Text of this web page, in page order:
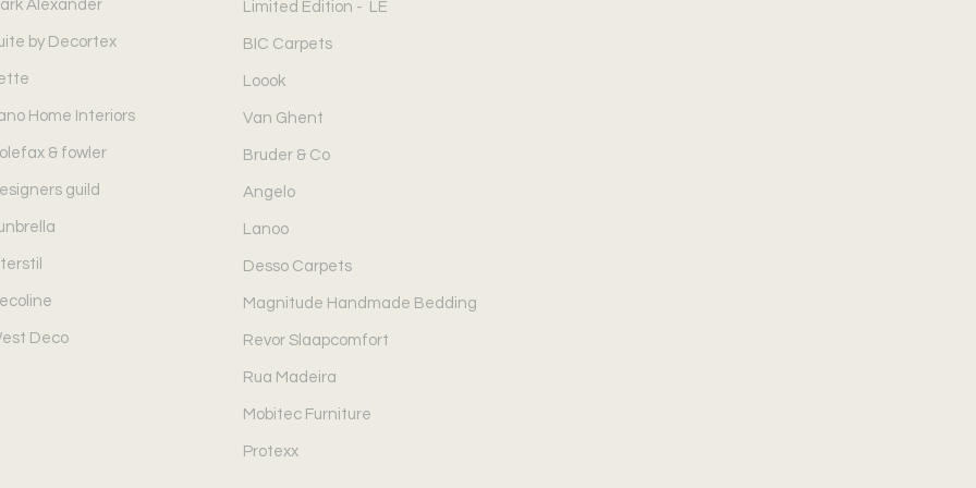
Alexander
by Decortex
Home Interiors
& fowler
guild
Deco
Limited Edition - LE
BIC Carpets
Loook
Van Ghent
Bruder & Co
Angelo
Lanoo
Desso Carpets
Magnitude Handmade Bedding
Revor Slaapcomfort
Rua Madeira
Mobitec Furniture
Protexx